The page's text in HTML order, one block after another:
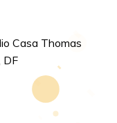
Casa Thomas
DF